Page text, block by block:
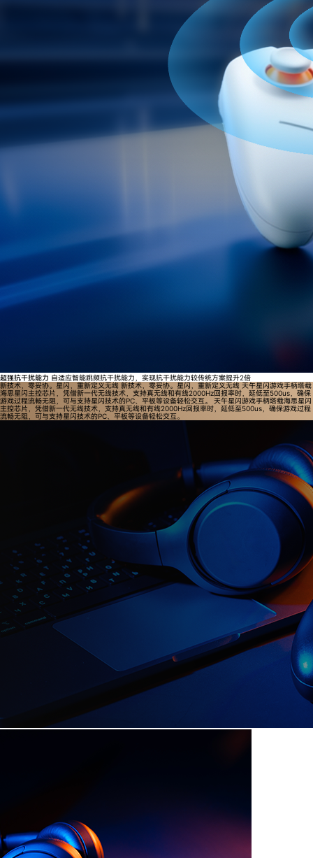
超强抗干扰能力 自适应智能跳频抗干扰能力，实现抗干扰能力较传统方案提升2倍
新技术，零妥协。星闪，重新定义无线 新技术，零妥协。星闪，重新定义无线 天午星闪游戏手柄塔载
海思星闪主控芯片，凭借新一代无线技术，支持真无线和有线2000Hz回报率时，延低至500us，确保
游戏过程流畅无阻，可与支持星闪技术的PC、平板等设备轻松交互。
天午星闪游戏手柄塔载海思星闪
主控芯片，凭借新一代无线技术，支持真无线和有线2000Hz回报率时，延低至500us，确保游戏过程
流畅无阻，可与支持星闪技术的PC、平板等设备轻松交互。